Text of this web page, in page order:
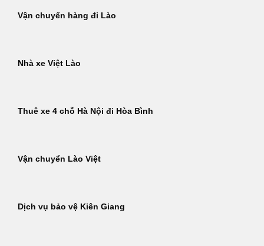
Vận chuyển hàng đi Lào
Nhà xe Việt Lào
Thuê xe 4 chỗ Hà Nội đi Hòa Bình
Vận chuyển Lào Việt
Dịch vụ bảo vệ Kiên Giang